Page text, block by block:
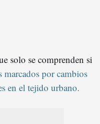
solo se comprenden si
marcados por cambios
en el tejido urbano.